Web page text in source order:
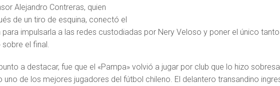
Alejandro Contreras, quien
de un tiro de esquina, conectó el
para impulsarla a las redes custodiadas por Nery Veloso y poner el único
sobre el final.
a destacar, fue que el «Pampa» volvió a jugar por club que lo hizo
uno de los mejores jugadores del fútbol chileno. El delantero transandino